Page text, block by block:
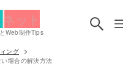
ット
Web制作Tips
ング
場合の解決方法